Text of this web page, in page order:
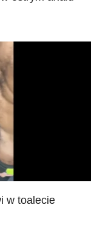
w toalecie